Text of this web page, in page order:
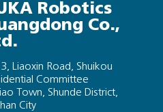
Robotics
Co.,
Liaoxin Road, Shuikou
Committee
Town, Shunde District,
City